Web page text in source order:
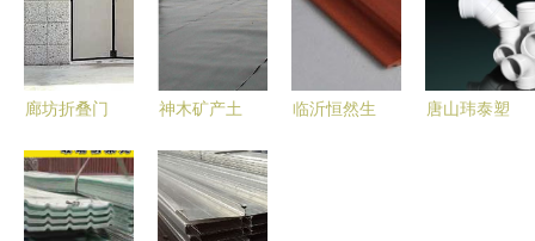
廊坊折叠门
大型及工业
折叠门专业
神木矿产土
择 山东建
通厂家高质
临沂恒然生
唐山玮泰塑